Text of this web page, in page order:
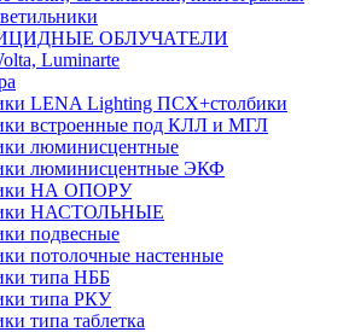
ОБЛУЧАТЕЛИ
Luminarte
LENA Lighting ПСХ+столбики
встроенные под КЛЛ и МГЛ
люминисцентные
люминисцентные ЭКФ
НА ОПОРУ
НАСТОЛЬНЫЕ
подвесные
потолочные настенные
типа НББ
типа РКУ
типа таблетка